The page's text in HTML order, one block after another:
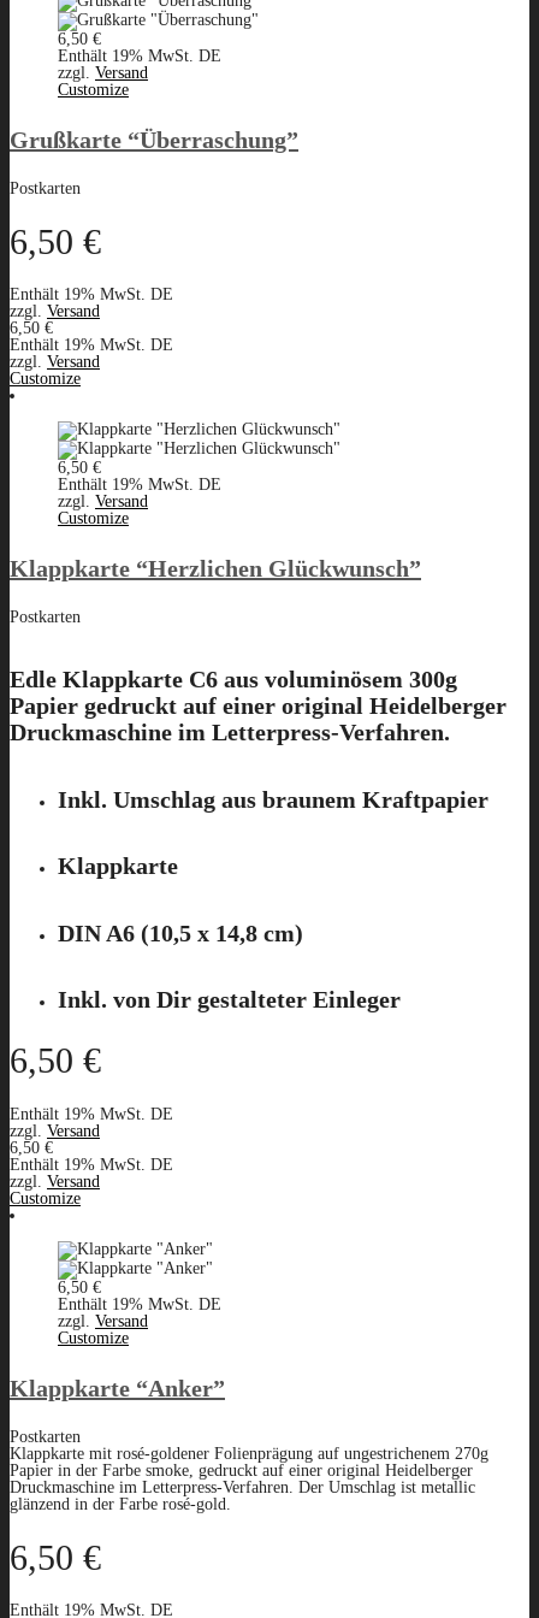
6,50 €
Enthält 19% MwSt. DE
zzgl. Versand
Customize
Grußkarte “Überraschung”
Postkarten
6,50 €
Enthält 19% MwSt. DE
zzgl. Versand
6,50 €
Enthält 19% MwSt. DE
zzgl. Versand
Customize
6,50 €
Enthält 19% MwSt. DE
zzgl. Versand
Customize
Klappkarte “Herzlichen Glückwunsch”
Postkarten
Edle Klappkarte C6 aus voluminösem 300g
Papier gedruckt auf einer original Heidelberger
Druckmaschine im Letterpress-Verfahren.
Inkl. Umschlag aus braunem Kraftpapier
Klappkarte
DIN A6 (10,5 x 14,8 cm)
Inkl. von Dir gestalteter Einleger
6,50 €
Enthält 19% MwSt. DE
zzgl. Versand
6,50 €
Enthält 19% MwSt. DE
zzgl. Versand
Customize
6,50 €
Enthält 19% MwSt. DE
zzgl. Versand
Customize
Klappkarte “Anker”
Postkarten
Klappkarte mit rosé-goldener Folienprägung auf ungestrichenem 270g
Papier in der Farbe smoke, gedruckt auf einer original Heidelberger
Druckmaschine im Letterpress-Verfahren. Der Umschlag ist metallic
glänzend in der Farbe rosé-gold.
6,50 €
Enthält 19% MwSt. DE